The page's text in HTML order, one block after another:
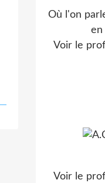
Où l'on
en
Voir le
Voir le